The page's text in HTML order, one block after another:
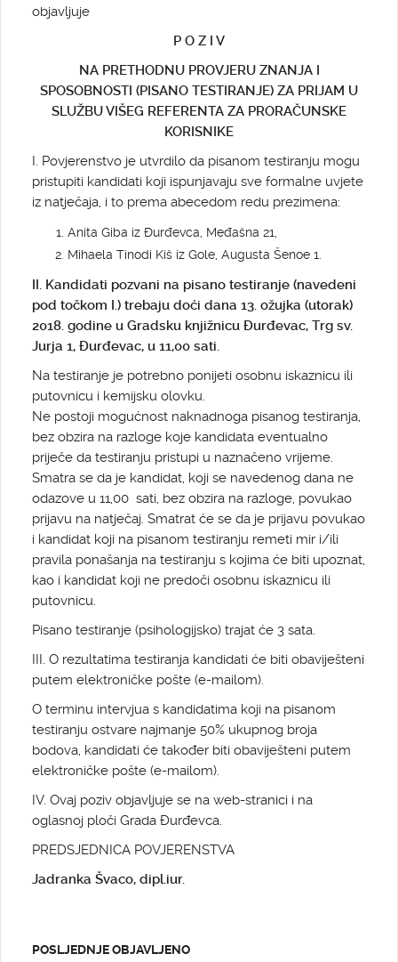
objavljuje
P O Z I V
NA PRETHODNU PROVJERU ZNANJA I
SPOSOBNOSTI (PISANO TESTIRANJE) ZA PRIJAM U
SLUŽBU VIŠEG REFERENTA ZA PRORAČUNSKE
KORISNIKE
I. Povjerenstvo je utvrdilo da pisanom testiranju mogu
pristupiti kandidati koji ispunjavaju sve formalne uvjete
iz natječaja, i to prema abecedom redu prezimena:
Anita Giba iz Đurđevca, Međašna 21,
Mihaela Tinodi Kiš iz Gole, Augusta Šenoe 1.
II. Kandidati pozvani na pisano testiranje (navedeni
pod točkom I.) trebaju doći dana 13. ožujka (utorak)
2018. godine u Gradsku knjižnicu Đurđevac, Trg sv.
Jurja 1, Đurđevac, u 11,00 sati.
Na testiranje je potrebno ponijeti osobnu iskaznicu ili
putovnicu i kemijsku olovku.
Ne postoji mogućnost naknadnoga pisanog testiranja,
bez obzira na razloge koje kandidata eventualno
priječe da testiranju pristupi u naznačeno vrijeme.
Smatra se da je kandidat, koji se navedenog dana ne
odazove u 11,00 sati, bez obzira na razloge, povukao
prijavu na natječaj. Smatrat će se da je prijavu povukao
i kandidat koji na pisanom testiranju remeti mir i/ili
pravila ponašanja na testiranju s kojima će biti upoznat,
kao i kandidat koji ne predoči osobnu iskaznicu ili
putovnicu.
Pisano testiranje (psihologijsko) trajat će 3 sata.
III. O rezultatima testiranja kandidati će biti obaviješteni
putem elektroničke pošte (e-mailom).
O terminu intervjua s kandidatima koji na pisanom
testiranju ostvare najmanje 50% ukupnog broja
bodova, kandidati će također biti obaviješteni putem
elektroničke pošte (e-mailom).
IV. Ovaj poziv objavljuje se na web-stranici i na
oglasnoj ploči Grada Đurđevca.
PREDSJEDNICA POVJERENSTVA
Jadranka Švaco, dipl.iur.
POSLJEDNJE OBJAVLJENO